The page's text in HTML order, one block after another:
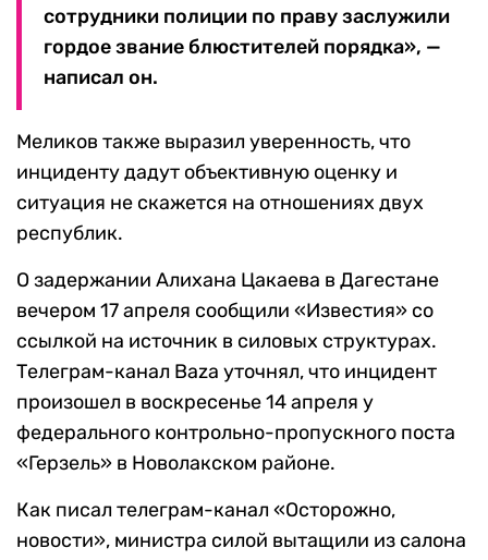
сотрудники полиции по праву заслужили
гордое звание блюстителей порядка», —
написал он.
Меликов также выразил уверенность, что
инциденту дадут объективную оценку и
ситуация не скажется на отношениях двух
республик.
О задержании Алихана Цакаева в Дагестане
вечером 17 апреля сообщили «Известия» со
ссылкой на источник в силовых структурах.
Телеграм-канал Baza уточнял, что инцидент
произошел в воскресенье 14 апреля у
федерального контрольно-пропускного поста
«Герзель» в Новолакском районе.
Как писал телеграм-канал «Осторожно,
новости», министра силой вытащили из салона